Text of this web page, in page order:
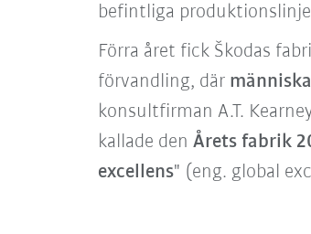
befintliga
Förra året fick Škodas
förvandling, där
konsultfirman A.T.
kallade den Årets fabrik
excellens" (eng. global